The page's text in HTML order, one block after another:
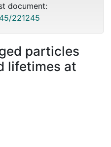
document:
221245
particles
lifetimes at